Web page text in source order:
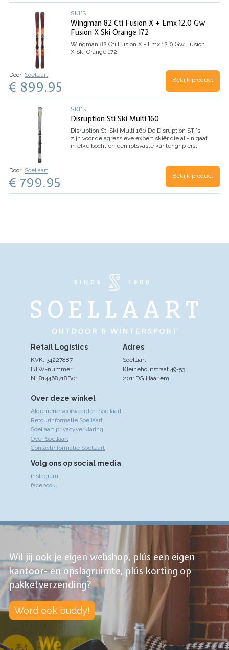
SKI'S
Wingman 82 Cti Fusion X + Emx 12.0 Gw
Fusion X Ski Orange 172
Wingman 82 Cti Fusion X + Emx 12.0 Gw Fusion
X Ski Orange 172
Door: Soellaart
€ 899.95 Bekijk product
SKI'S
Disruption Sti Ski Multi 160
Disruption Sti Ski Multi 160 De Disruption STI's
zijn voor de agressieve expert skiër die all-in gaat
in elke bocht en een rotsvaste kantengrip eist.
Door: Soellaart
€ 799.95 Bekijk product
Over deze winkel
Algemene voorwaarden Soellaart
Retourinformatie Soellaart
Soellaart privacyverklaring
Over Soellaart
Contactinformatie Soellaart
Volg ons op social media
instagram
facebook
Adres
Soellaart
Kleinehoutstraat 49-53
2011DG Haarlem
Retail Logistics
KVK: 34227887
BTW-nummer:
NL814468718B01
Wil jij ook je eigen webshop, plús een eigen
kantoor- en opslagruimte, plús korting op
pakketverzending?
Word ook buddy!